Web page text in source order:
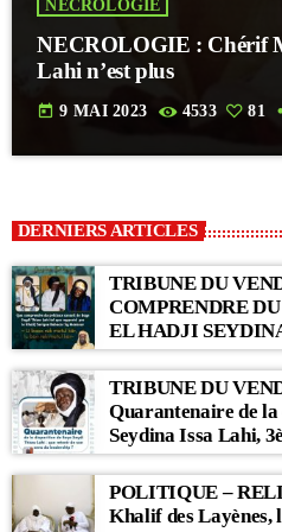
NECROLOGIE
NECROLOGIE : Chérif
Lahi n’est plus
today 9 MAI 2023 4533 81
DERNIERS ARTICLES
TRIBUNE DU
COMPRENDRE
EL HADJI
RAPPORTÉ PAR
BABACAR SY MANSOUR : «
Kër, Li Bon Matul
TRIBUNE DU
Quarantenaire de
Seydina Issa Lahi,
POLITIQUE –
Khalif des